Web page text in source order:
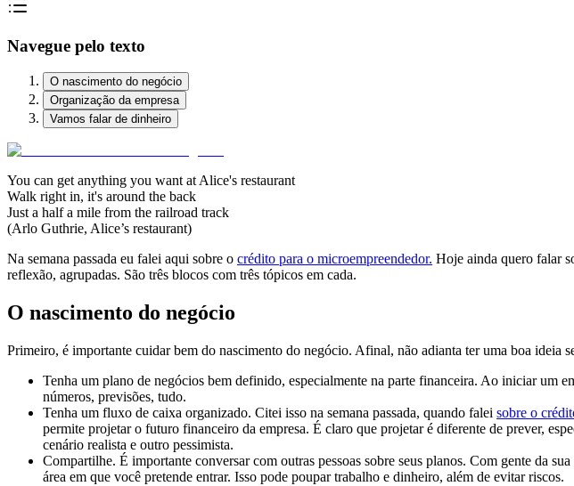
Navegue pelo texto
O nascimento do negócio
Organização da empresa
Vamos falar de dinheiro
You can get anything you want at Alice's restaurant
Walk right in, it's around the back
Just a half a mile from the railroad track
(Arlo Guthrie, Alice’s restaurant)
Na semana passada eu falei aqui sobre o crédito para o microempreendedor. Hoje ainda quero falar
reflexão, agrupadas. São três blocos com três tópicos em cada.
O nascimento do negócio
Primeiro, é importante cuidar bem do nascimento do negócio. Afinal, não adianta ter uma boa ideia
Tenha um plano de negócios bem definido, especialmente na parte financeira. Ao iniciar um
números, previsões, tudo.
Tenha um fluxo de caixa organizado. Citei isso na semana passada, quando falei sobre o
permite projetar o futuro financeiro da empresa. É claro que projetar é diferente de prever,
cenário realista e outro pessimista.
Compartilhe. É importante conversar com outras pessoas sobre seus planos. Com gente da
área em que você pretende entrar. Isso pode poupar trabalho e dinheiro, além de evitar riscos.